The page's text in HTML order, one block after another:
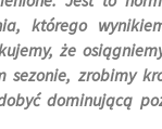
którego
że
sezonie, zrobimy
dominującą